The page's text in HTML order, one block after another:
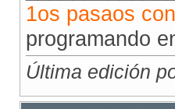
1os pasaos
programando
Última edición